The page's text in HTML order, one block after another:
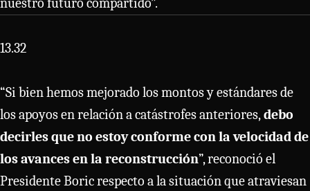
13.32
“Si bien hemos mejorado los montos y estándares de
los apoyos en relación a catástrofes anteriores,debo
decirles que no estoy conforme con la velocidad de
los avances en la reconstrucción”, reconoció el
Presidente Boric respecto a la situación que atraviesan